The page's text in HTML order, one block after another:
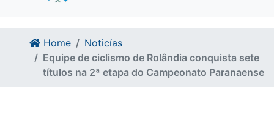
Home
Noticías
Equipe de ciclismo de Rolândia conquista sete
títulos na 2ª etapa do Campeonato Paranaense